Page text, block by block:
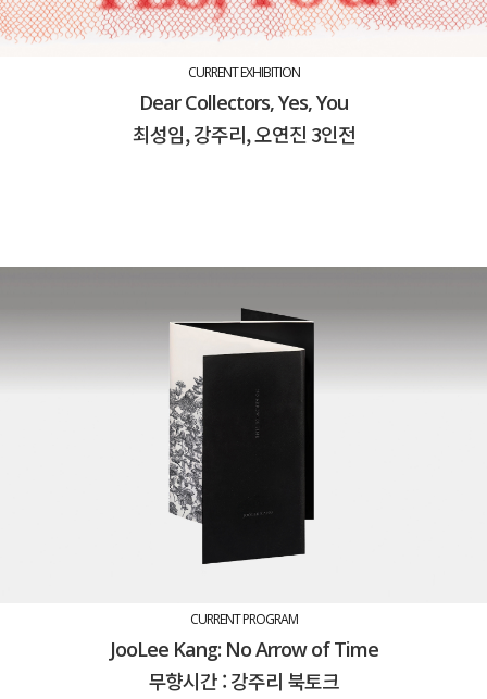
CURRENT EXHIBITION
Dear Collectors, Yes, You
최성임, 강주리, 오연진 3인전
CURRENT PROGRAM
JooLee Kang: No Arrow of Time
무향시간 : 강주리 북토크